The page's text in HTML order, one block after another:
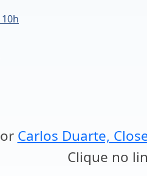
Carlos Duarte,
Clique no